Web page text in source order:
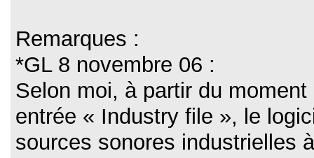
Remarques :
*GL 8 novembre 06 :
Selon moi, à partir du
entrée « Industry file », le
sources sonores industrielles